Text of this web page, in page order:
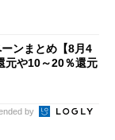
ンまとめ【8月4
や10～20％還元
by